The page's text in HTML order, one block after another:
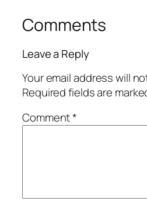
Comments
Leave a Reply
Your email address will
Required fields are
Comment*